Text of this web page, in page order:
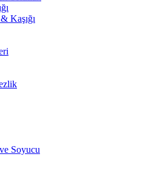
Kaşığı
Soyucu